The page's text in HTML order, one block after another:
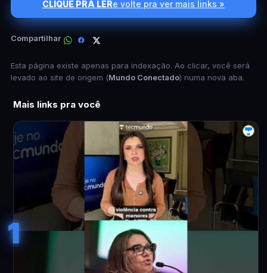
CLIQUE PRA LERe volte pra ver mais links »
Compartilhar
Esta página existe apenas para indexação. Ao clicar, você será
levado ao site de origem (Mundo Conectado) numa nova aba.
Mais links pra você
1